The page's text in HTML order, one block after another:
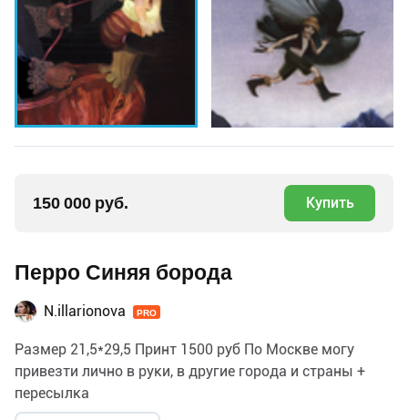
150 000 руб. Купить
Перро Синяя борода
N.illarionova PRO
Размер 21,5*29,5 Принт 1500 руб По Москве могу
привезти лично в руки, в другие города и страны +
пересылка